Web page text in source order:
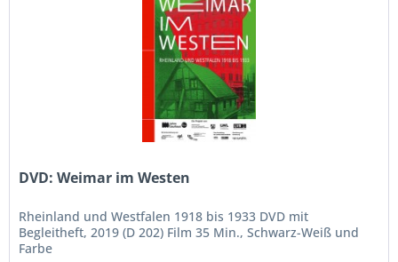
DVD: Weimar im Westen
Rheinland und Westfalen 1918 bis 1933 DVD mit
Begleitheft, 2019 (D 202) Film 35 Min., Schwarz-Weiß und
Farbe